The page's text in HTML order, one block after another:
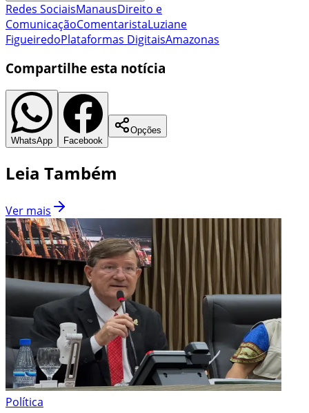
Redes SociaisManausDireito e
ComunicaçãoComentaristaLuziane
FigueiredoPlataformas DigitaisAmazonas
Compartilhe esta notícia
WhatsApp Facebook
Opções
Leia Também
Ver mais
Política